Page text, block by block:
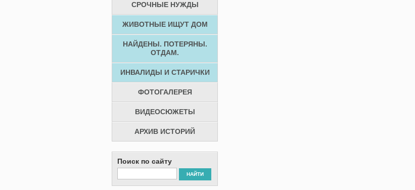
СРОЧНЫЕ НУЖДЫ
ЖИВОТНЫЕ ИЩУТ ДОМ
НАЙДЕНЫ. ПОТЕРЯНЫ.
ОТДАМ.
ИНВАЛИДЫ И СТАРИЧКИ
ФОТОГАЛЕРЕЯ
ВИДЕОСЮЖЕТЫ
АРХИВ ИСТОРИЙ
Поиск по сайту
НАЙТИ